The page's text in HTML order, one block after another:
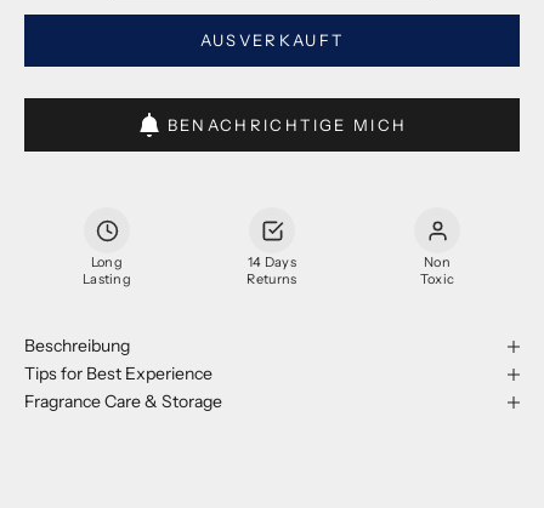
AUSVERKAUFT
BENACHRICHTIGE MICH
Long
Lasting
14 Days
Returns
Non
Toxic
Beschreibung
Tips for Best Experience
Fragrance Care & Storage